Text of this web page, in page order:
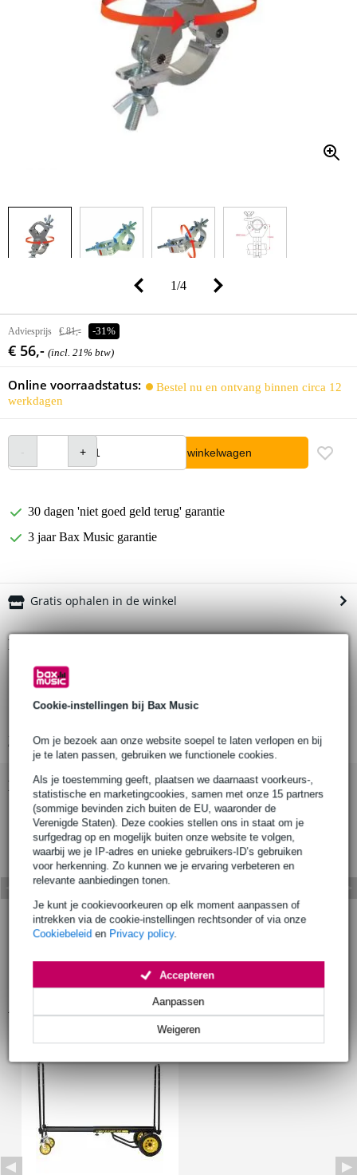
Cookie-instellingen bij Bax Music
Om je bezoek aan onze website soepel te laten verlopen en bij
je te laten passen, gebruiken we functionele cookies.
Als je toestemming geeft, plaatsen we daarnaast voorkeurs-,
statistische en marketingcookies, samen met onze 15 partners
(sommige bevinden zich buiten de EU, waaronder de
Verenigde Staten). Deze cookies stellen ons in staat om je
surfgedrag op en mogelijk buiten onze website te volgen,
waarbij we je IP-adres en unieke gebruikers-ID’s gebruiken
voor herkenning. Zo kunnen we je ervaring verbeteren en
relevante aanbiedingen tonen.
Je kunt je cookievoorkeuren op elk moment aanpassen of
intrekken via de cookie-instellingen rechtsonder of via onze
Cookiebeleid en Privacy policy.
Weigeren
Aanpassen
Accepteren
1/4
Adviesprijs € 81,- -31%
€ 56,- (incl. 21% btw)
Online voorraadstatus:
Bestel nu en ontvang binnen circa 12
werkdagen
In winkelwagen
30 dagen 'niet goed geld terug' garantie
3 jaar Bax Music garantie
Gratis ophalen in de winkel
Productinformatie
Doughty T58030
draagvermogen: TUV-gekeurd tot 750 kg
Bekijk alle productspecificaties
Bekijk ook eens (1)